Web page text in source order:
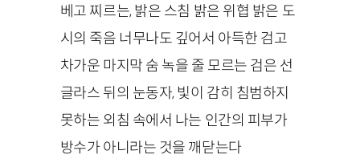
베고 찌르는, 밝은 스침 밝은 위협 밝은 도
시의 죽음 너무나도 깊어서 아득한 검고
차가운 마지막 숨 녹을 줄 모르는 검은 선
글라스 뒤의 눈동자, 빛이 감히 침범하지
못하는 외침 속에서 나는 인간의 피부가
방수가 아니라는 것을 깨닫는다